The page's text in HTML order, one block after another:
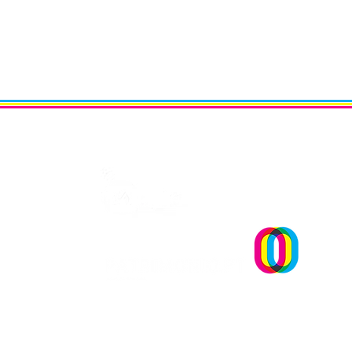
Nacional de Portugal